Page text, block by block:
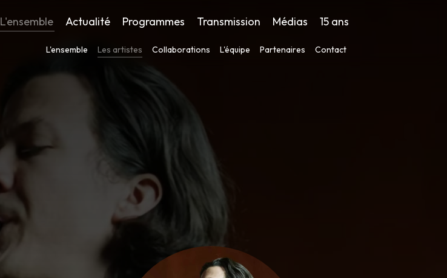
L'ensemble Actualité Programmes Transmission Médias 15 ans
L'ensemble Les artistes Collaborations L'équipe Partenaires Contact